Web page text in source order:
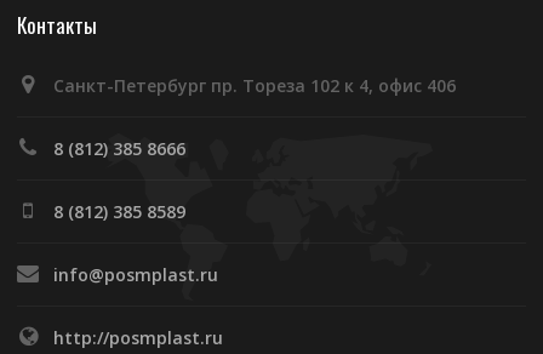
Контакты
Санкт-Петербург пр. Тореза 102 к 4, офис 406
8 (812) 385 8666
8 (812) 385 8589
info@posmplast.ru
http://posmplast.ru